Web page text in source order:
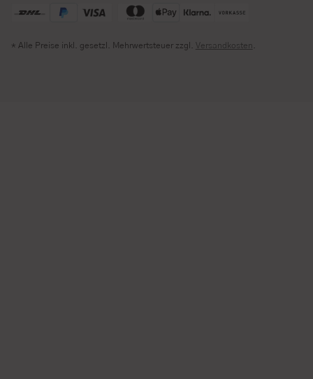
* Alle Preise inkl. gesetzl. Mehrwertsteuer zzgl. Versandkosten